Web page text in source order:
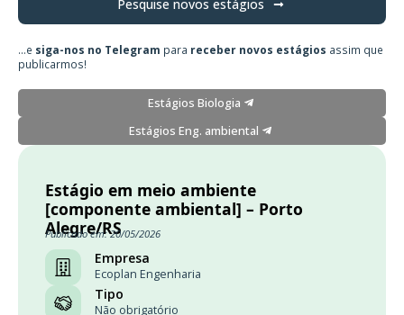
Pesquise novos estágios
...e siga-nos no Telegram para receber novos estágios assim que
publicarmos!
Estágios Biologia
Estágios Eng. ambiental
Estágio em meio ambiente
[componente ambiental] – Porto
Alegre/RS
Publicado em: 20/05/2026
Empresa
Ecoplan Engenharia
Tipo
Não obrigatório